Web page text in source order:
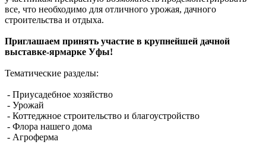
все, что необходимо для отличного урожая, дачного
строительства и отдыха.
Приглашаем принять участие в крупнейшей дачной
выставке-ярмарке Уфы!
Тематические разделы:
- Приусадебное хозяйство
- Урожай
- Коттеджное строительство и благоустройство
- Флора нашего дома
- Агроферма